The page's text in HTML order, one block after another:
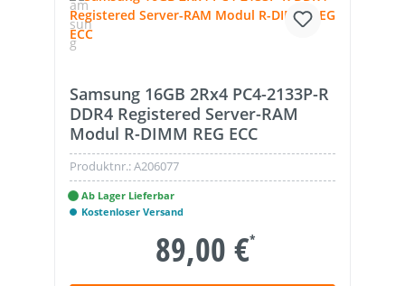
Samsung 16GB 2Rx4 PC4-2133P-R
DDR4 Registered Server-RAM
Modul R-DIMM REG ECC
Produktnr.:A206077
Ab Lager Lieferbar
Kostenloser Versand
89,00 €*